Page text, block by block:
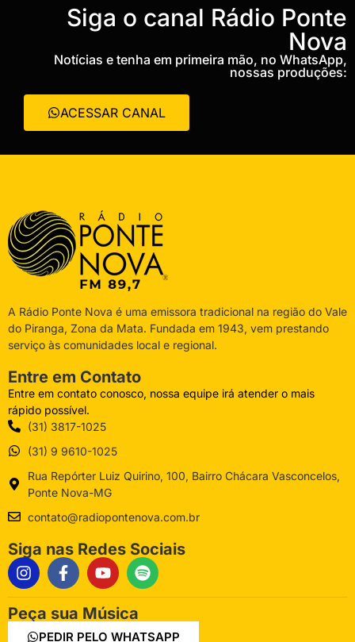
‎Siga o canal Rádio Ponte
Nova
Notícias e tenha em primeira mão, no WhatsApp,
nossas produções:
ACESSAR CANAL
A Rádio Ponte Nova é uma emissora tradicional na região do Vale
do Piranga, Zona da Mata. Fundada em 1943, vem prestando
serviço às comunidades local e regional.
Entre em Contato
Entre em contato conosco, nossa equipe irá atender o mais
rápido possível.
(31) 3817-1025
(31) 9 9610-1025
Rua Repórter Luiz Quirino, 100, Bairro Chácara Vasconcelos,
Ponte Nova-MG
contato@radiopontenova.com.br
Siga nas Redes Sociais
Peça sua Música
PEDIR PELO WHATSAPP